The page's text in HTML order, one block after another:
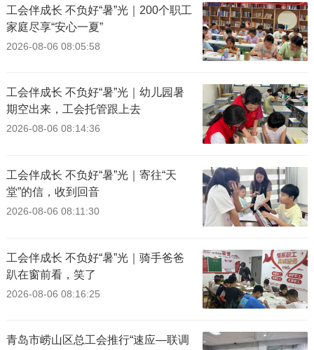
工会伴成长 不负好“暑”光｜200个职工
家庭尽享“安心一夏”
2026-08-06 08:05:58
工会伴成长 不负好“暑”光｜幼儿园暑
期空出来，工会托管跟上去
2026-08-06 08:14:36
工会伴成长 不负好“暑”光｜寄往“天
堂”的信，收到回音
2026-08-06 08:11:30
工会伴成长 不负好“暑”光｜骑手爸爸
趴在窗前看，笑了
2026-08-06 08:16:25
青岛市崂山区总工会推行“速应—联调